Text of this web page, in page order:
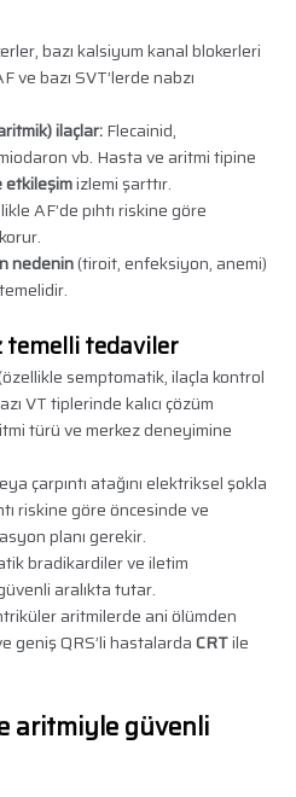
bazı kalsiyum kanal blokerleri
ve bazı SVT’lerde nabzı
ilaçlar:Flecainid,
vb. Hasta ve aritmi tipine
etkileşimizlemi şarttır.
AF’de pıhtı riskine göre
nedenin(tiroit, enfeksiyon, anemi)
temelli tedaviler
semptomatik, ilaçla kontrol
VT tiplerinde kalıcı çözüm
türü ve merkez deneyimine
çarpıntı atağını elektriksel şokla
riskine göre öncesinde ve
planı gerekir.
bradikardiler ve iletim
aralıkta tutar.
aritmilerde ani ölümden
geniş QRS’li hastalardaCRTile
aritmiyle güvenli